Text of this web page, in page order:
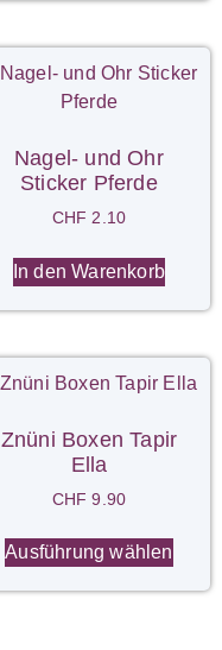
Nagel- und Ohr
Sticker Pferde
CHF 2.10
In den Warenkorb
Znüni Boxen Tapir
Ella
CHF 9.90
Ausführung wählen